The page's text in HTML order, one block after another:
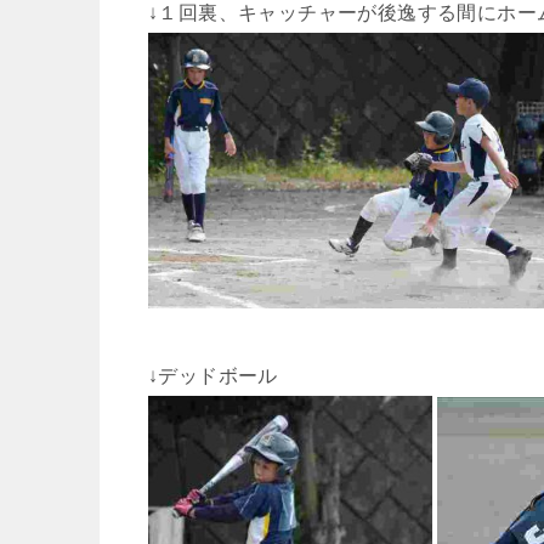
↓１回裏、キャッチャーが後逸する間にホー
↓デッドボール